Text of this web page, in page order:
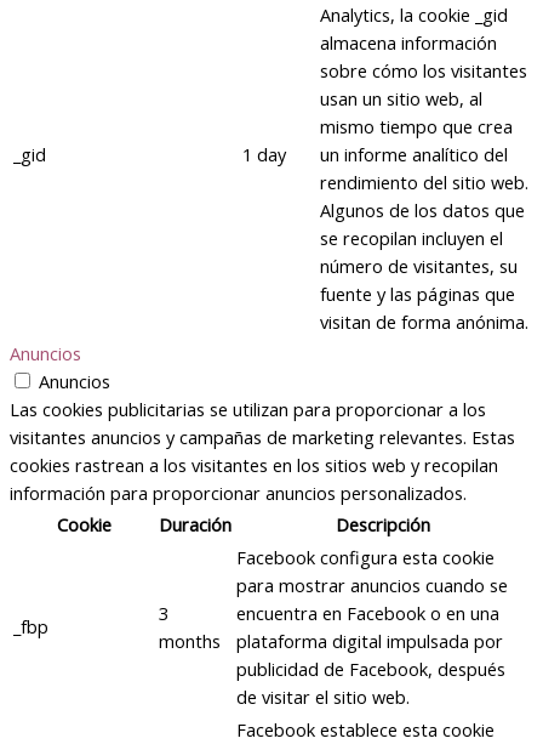
_gid 1 day
Analytics, la cookie _gid
almacena información
sobre cómo los visitantes
usan un sitio web, al
mismo tiempo que crea
un informe analítico del
rendimiento del sitio web.
Algunos de los datos que
se recopilan incluyen el
número de visitantes, su
fuente y las páginas que
visitan de forma anónima.
Anuncios
Anuncios
Las cookies publicitarias se utilizan para proporcionar a los
visitantes anuncios y campañas de marketing relevantes. Estas
cookies rastrean a los visitantes en los sitios web y recopilan
información para proporcionar anuncios personalizados.
Cookie
Duración Descripción
_fbp
3
months
Facebook configura esta cookie
para mostrar anuncios cuando se
encuentra en Facebook o en una
plataforma digital impulsada por
publicidad de Facebook, después
de visitar el sitio web.
Facebook establece esta cookie